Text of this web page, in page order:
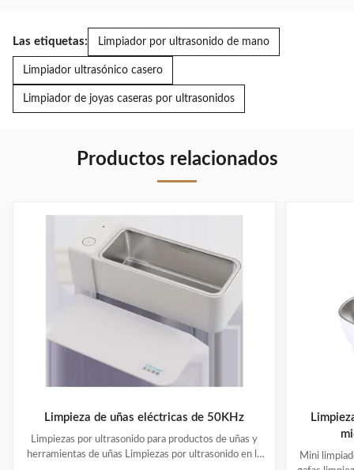
Las etiquetas: Limpiador por ultrasonido de mano
Limpiador ultrasónico casero
Limpiador de joyas caseras por ultrasonidos
Productos relacionados
Limpieza de uñas eléctricas de 50KHz
Limpiezas por ultrasonido para productos de uñas y
herramientas de uñas Limpiezas por ultrasonido en la
Mini